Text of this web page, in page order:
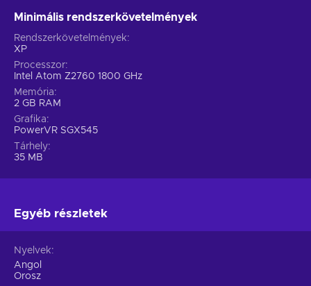
Minimális rendszerkövetelmények
Rendszerkövetelmények
XP
Processzor
Intel Atom Z2760 1800 GHz
Memória
2 GB RAM
Grafika
PowerVR SGX545
Tárhely
35 MB
Egyéb részletek
Nyelvek
Angol
Orosz